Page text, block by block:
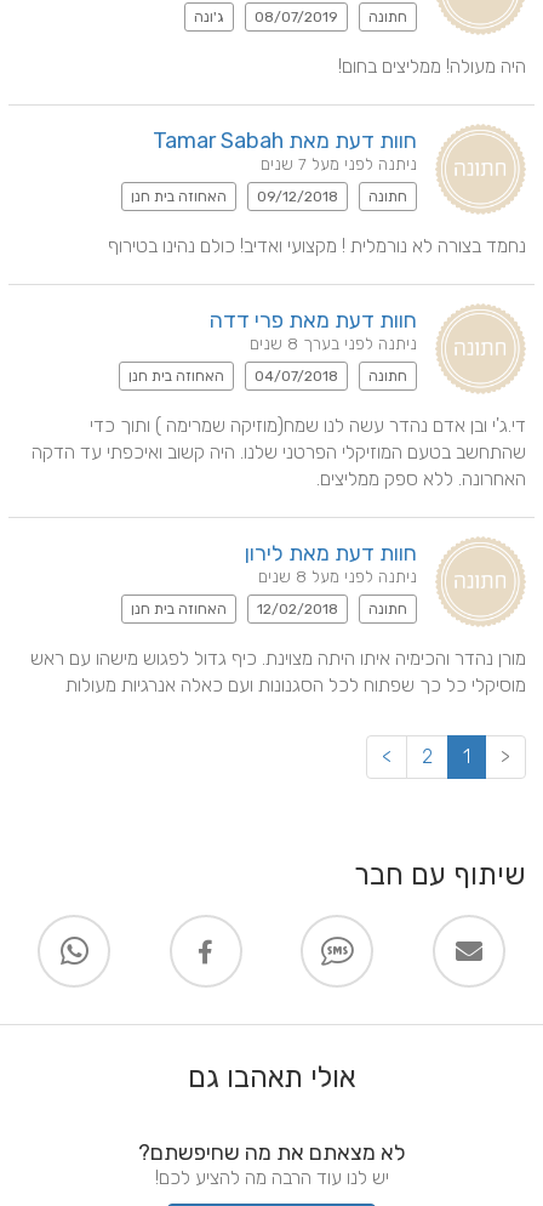
חתונה 08/07/2019 ג'ונה
היה מעולה! ממליצים בחום!
חוות דעת מאת Tamar Sabah
ניתנה לפני מעל 7 שנים
חתונה 09/12/2018 האחוזה בית חנן
נחמד בצורה לא נורמלית ! מקצועי ואדיב! כולם נהינו בטירוף
חוות דעת מאת פרי דדה
ניתנה לפני בערך 8 שנים
חתונה 04/07/2018 האחוזה בית חנן
האחרונה. ללא ספק ממליצים.
חוות דעת מאת לירון
ניתנה לפני מעל 8 שנים
חתונה 12/02/2018 האחוזה בית חנן
מוסיקלי כל כך שפתוח לכל הסגנונות ועם כאלה אנרגיות מעולות
<
1
2
>
שיתוף עם חבר
אולי תאהבו גם
לא מצאתם את מה שחיפשתם?
יש לנו עוד הרבה מה להציע לכם!